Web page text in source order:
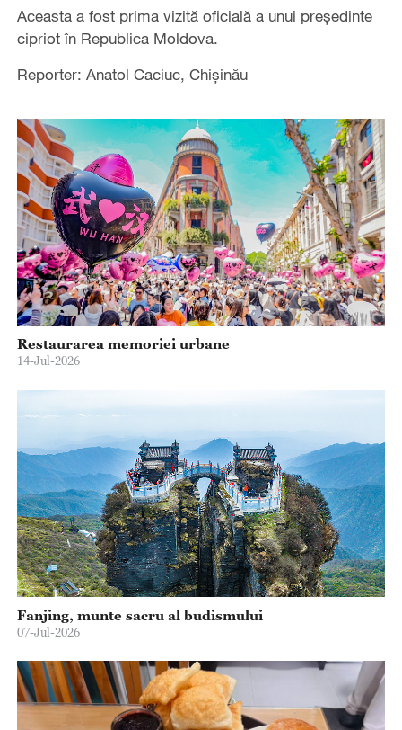
Aceasta a fost prima vizită oficială a unui președinte
cipriot în Republica Moldova.
Reporter: Anatol Caciuc, Chișinău
Restaurarea memoriei urbane
14-Jul-2026
Fanjing, munte sacru al budismului
07-Jul-2026